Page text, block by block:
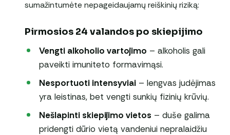
sumažintumėte nepageidaujamų reiškinių riziką:
Pirmosios 24 valandos po skiepijimo
Vengti alkoholio vartojimo – alkoholis gali
paveikti imuniteto formavimąsi.
Nesportuoti intensyviai – lengvas judėjimas
yra leistinas, bet vengti sunkių fizinių krūvių.
Nešlapinti skiepijimo vietos – duše galima
pridengti dūrio vietą vandeniui nepralaidžiu